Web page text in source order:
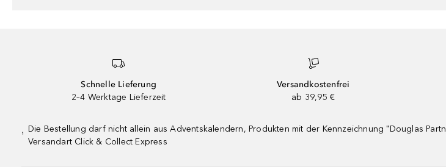
Schnelle Lieferung
2–4 Werktage Lieferzeit
Versandkostenfrei
ab 39,95 €
¹
Die Bestellung darf nicht allein aus Adventskalendern, Produkten mit der Kennzeichnung "Douglas
Versandart Click & Collect Express